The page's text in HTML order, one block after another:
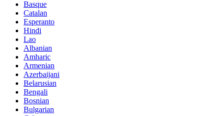
Basque
Catalan
Esperanto
Hindi
Lao
Albanian
Amharic
Armenian
Azerbaijani
Belarusian
Bengali
Bosnian
Bulgarian